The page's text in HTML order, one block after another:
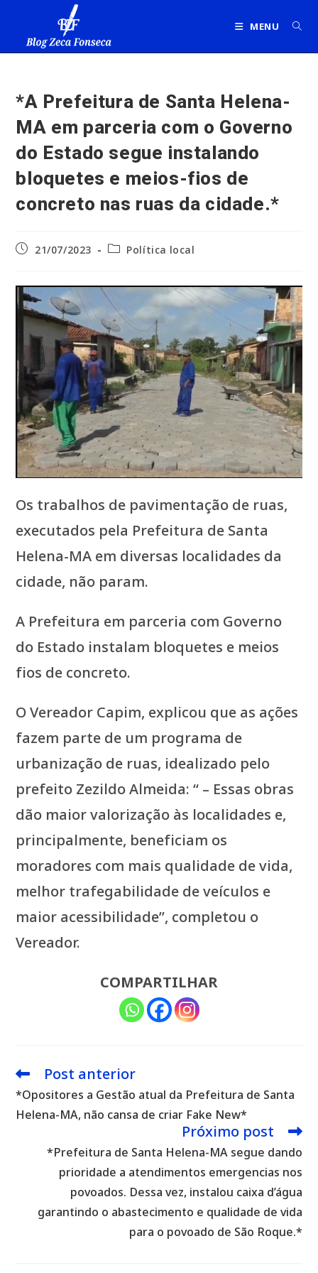
MENU
*A Prefeitura de Santa Helena-
MA em parceria com o Governo
do Estado segue instalando
bloquetes e meios-fios de
concreto nas ruas da cidade.*
Post21/07/2023
Categoria
Política local
Os trabalhos de pavimentação de ruas,
executados pela Prefeitura de Santa
Helena-MA em diversas localidades da
cidade, não param.
A Prefeitura em parceria com Governo
do Estado instalam bloquetes e meios
fios de concreto.
O Vereador Capim, explicou que as ações
fazem parte de um programa de
urbanização de ruas, idealizado pelo
prefeito Zezildo Almeida: “ – Essas obras
dão maior valorização às localidades e,
principalmente, beneficiam os
moradores com mais qualidade de vida,
melhor trafegabilidade de veículos e
maior acessibilidade”, completou o
Vereador.
COMPARTILHAR
Leia
artigos
Post anterior
*Opositores a Gestão atual da Prefeitura de Santa
Helena-MA, não cansa de criar Fake New*
Próximo post
*Prefeitura de Santa Helena-MA segue dando
prioridade a atendimentos emergencias nos
povoados. Dessa vez, instalou caixa d’água
garantindo o abastecimento e qualidade de vida
para o povoado de São Roque.*